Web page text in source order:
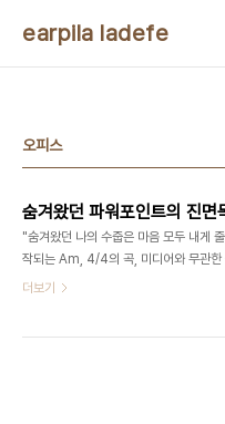
earpila ladefe
오피스
"숨겨왔던 나의 수줍은 마음 모두 내게
작되는 Am, 4/4의 곡, 미디어와 무관한
오지 않은 30대 이하라면 다 들어보셨으
더보기